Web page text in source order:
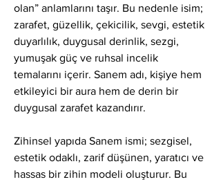
olan” anlamlarını taşır. Bu nedenle isim;
zarafet, güzellik, çekicilik, sevgi, estetik
duyarlılık, duygusal derinlik, sezgi,
yumuşak güç ve ruhsal incelik
temalarını içerir. Sanem adı, kişiye hem
etkileyici bir aura hem de derin bir
duygusal zarafet kazandırır.
Zihinsel yapıda Sanem ismi; sezgisel,
estetik odaklı, zarif düşünen, yaratıcı ve
hassas bir zihin modeli oluşturur. Bu